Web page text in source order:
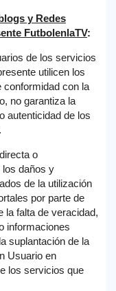
y Redes
FutbolenlaTV:
de los servicios
utilicen los
conformidad con la
no garantiza la
autenticidad de los
o
los daños y
de la utilización
por parte de
la falta de veracidad,
informaciones
suplantación de la
Usuario en
los servicios que